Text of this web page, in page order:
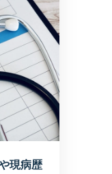
現病歴